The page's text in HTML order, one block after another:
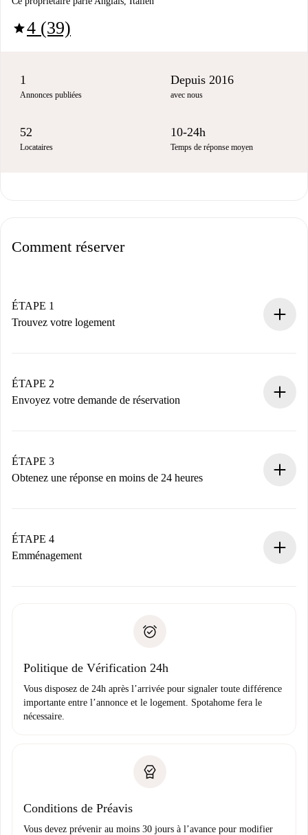
star4 (39)
1
Annonces publiées
Depuis 2016
avec nous
52
Locataires
10-24h
Temps de réponse moyen
Comment réserver
ÉTAPE 1
Trouvez votre logement
Vous disposez à l’avance de toutes les informations
nécessaires.
ÉTAPE 2
Envoyez votre demande de réservation
Nous ne vous facturerons rien tant que le propriétaire
n’aura pas accepté.
ÉTAPE 3
Obtenez une réponse en moins de 24 heures
contact avec le propriétaire.
Si refusé : aucun prélèvement et nous vous proposerons
Justificatif de solvabilité
ÉTAPE 4
Emménagement
uniquement si aucun problème n'est signalé.
Politique de Vérification 24h
Vous disposez de 24h après l’arrivée pour signaler toute différence
importante entre l’annonce et le logement. Spotahome fera le
nécessaire.
Conditions de Préavis
Vous devez prévenir au moins 30 jours à l’avance pour modifier